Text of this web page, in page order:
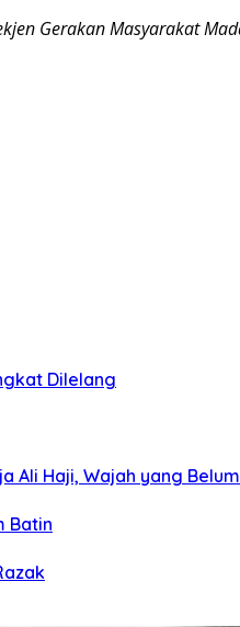
Gerakan Masyarakat
Dilelang
Ali Haji, Wajah yang
Batin